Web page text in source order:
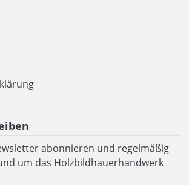
abonnieren und regelmäßig
um das Holzbildhauerhandwerk